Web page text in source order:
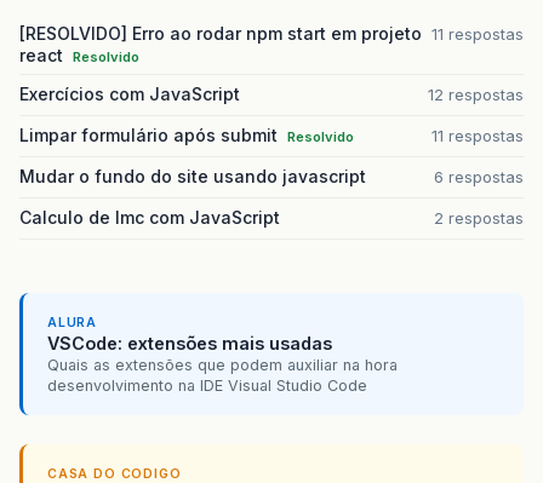
[RESOLVIDO] Erro ao rodar npm start em projeto
react
Resolvido
11 respostas
Exercícios com JavaScript 12 respostas
Limpar formulário após submit Resolvido 11 respostas
Mudar o fundo do site usando javascript 6 respostas
Calculo de Imc com JavaScript 2 respostas
ALURA
VSCode: extensões mais usadas
Quais as extensões que podem auxiliar na hora
desenvolvimento na IDE Visual Studio Code
CASA DO CODIGO